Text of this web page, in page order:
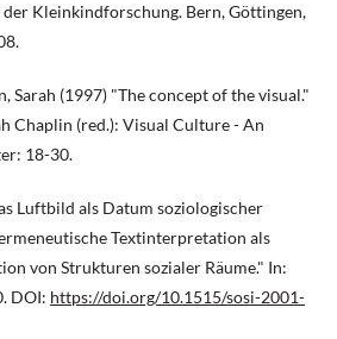
Kleinkindforschung. Bern, Göttingen,
Sarah (1997) "The concept of the visual."
Chaplin (red.): Visual Culture - An
18-30.
Luftbild als Datum soziologischer
Textinterpretation als
von Strukturen sozialer Räume." In:
DOI: https://doi.org/10.1515/sosi-2001-